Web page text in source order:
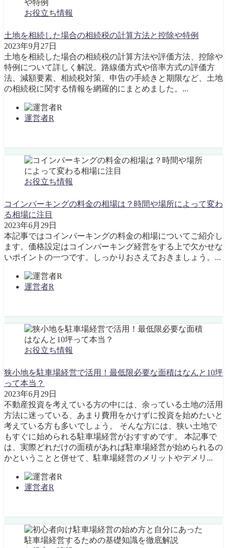
お役立ち情報
土地を相続した場合の相続税の計算方法と控除や特例
2023年9月27日
土地を相続した場合の相続税の計算方法や評価方法、控除や
特例について詳しく解説。路線価方式や倍率方式の評価方
法、減額要素、相続税対策、申告の手続きと期限など、土地
の相続税に関する情報を網羅的にまとめました。...
運営者R
お役立ち情報
コインパーキングの料金の相場は？時間や場所によって変わ
る相場に注目
2023年6月29日
本記事ではコインパーキングの料金の相場についてご紹介し
ます。価格設定はコインパーキング経営をする上で欠かせな
いポイントの一つです。しっかりおさえておきましょう。...
運営者R
お役立ち情報
狭小地を駐車場経営で活用！最低限必要な面積はなんと10坪
って本当？
2023年6月29日
不動産投資を考えている方の中には、余っている土地の活用
方法に迷っている、あまり費用をかけずに投資を始めたいと
考えている方も多いでしょう。 そんな方には、狭い土地で
もすぐに始められる駐車場経営がおすすめです。 本記事で
は、実際どれだけの面積があれば駐車場経営が始められるの
かということと併せて、駐車場経営のメリットやデメリ...
運営者R